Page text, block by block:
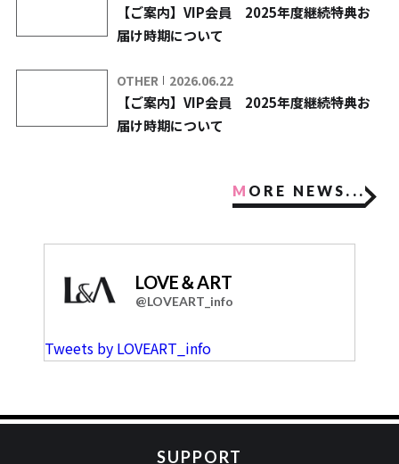
【ご案内】VIP会員 2025年度継続特典お
届け時期について
OTHER 2026.06.22
【ご案内】VIP会員 2025年度継続特典お
届け時期について
MORE NEWS...
LOVE＆ART
@LOVEART_info
Tweets by LOVEART_info
SUPPORT